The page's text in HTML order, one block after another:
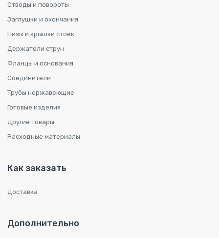
Отводы и повороты
Заглушки и окончания
Низы и крышки стоек
Держатели струн
Фланцы и основания
Соединители
Трубы нержавеющие
Готовые изделия
Другие товары
Расходные материалы
Как заказать
Доставка
Дополнительно